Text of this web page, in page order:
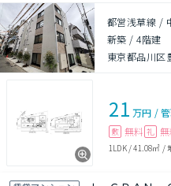
都営浅草線 /
新築 /4階建
東京都品川区
21 万円 /
敷 無料 礼
1LDK/41.08㎡ /